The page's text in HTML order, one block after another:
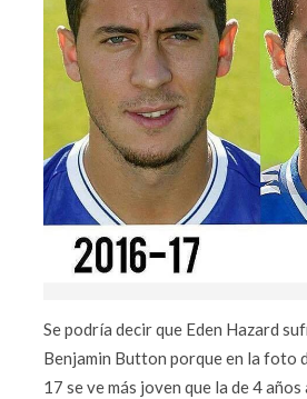
Se podría decir que Eden Hazard
Benjamin Button porque en la foto
17 se ve más joven que la de 4 años